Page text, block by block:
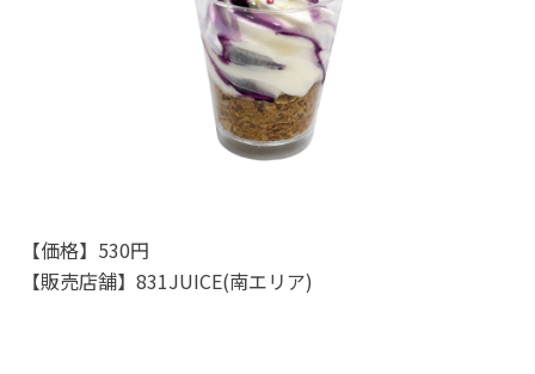
【価格】530円
【販売店舗】831JUICE(南エリア)